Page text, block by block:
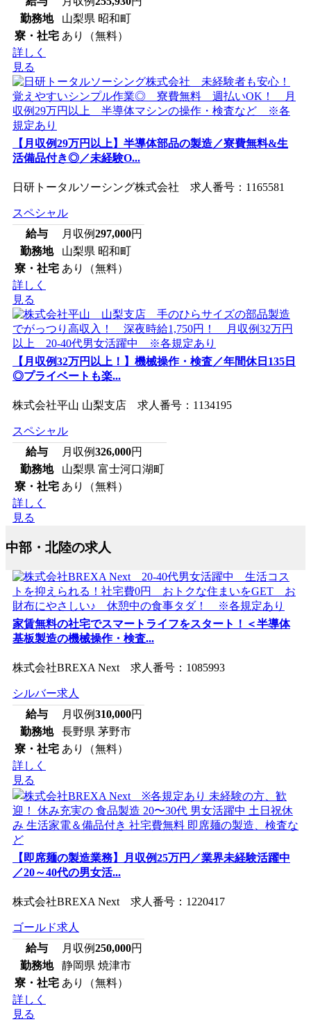
勤務地
山梨県 昭和町
寮・社宅 あり（無料）
詳しく
見る
【月収例29万円以上】半導体部品の製造／寮費無料&生
活備品付き◎／未経験O...
日研トータルソーシング株式会社 求人番号：1165581
スペシャル
給与
月収例297,000円
勤務地
山梨県 昭和町
寮・社宅 あり（無料）
詳しく
見る
【月収例32万円以上！】機械操作・検査／年間休日135日
◎プライベートも楽...
株式会社平山 山梨支店 求人番号：1134195
スペシャル
給与
月収例326,000円
勤務地
山梨県 富士河口湖町
寮・社宅 あり（無料）
詳しく
見る
中部・北陸の求人
家賃無料の社宅でスマートライフをスタート！＜半導体
基板製造の機械操作・検査...
株式会社BREXA Next 求人番号：1085993
シルバー求人
給与
月収例310,000円
勤務地
長野県 茅野市
寮・社宅 あり（無料）
詳しく
見る
【即席麺の製造業務】月収例25万円／業界未経験活躍中
／20～40代の男女活...
株式会社BREXA Next 求人番号：1220417
ゴールド求人
給与
月収例250,000円
勤務地
静岡県 焼津市
寮・社宅 あり（無料）
詳しく
見る